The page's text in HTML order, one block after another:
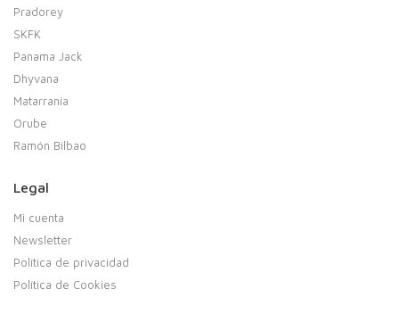
Pradorey
SKFK
Panama Jack
Dhyvana
Matarrania
Orube
Ramón Bilbao
Legal
Mi cuenta
Newsletter
Política de privacidad
Política de Cookies